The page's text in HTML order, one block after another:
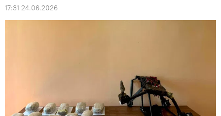
17:31 24.06.2026